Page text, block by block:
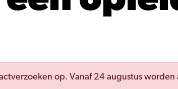
op. Vanaf 24 augustus